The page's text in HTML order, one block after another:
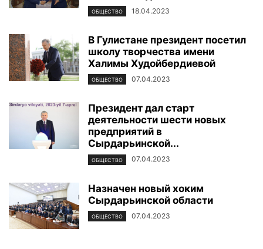
ОБЩЕСТВО 18.04.2023
В Гулистане президент посетил
школу творчества имени
Халимы Худойбердиевой
ОБЩЕСТВО 07.04.2023
Президент дал старт
деятельности шести новых
предприятий в
Сырдарьинской...
ОБЩЕСТВО 07.04.2023
Назначен новый хоким
Сырдарьинской области
ОБЩЕСТВО 07.04.2023